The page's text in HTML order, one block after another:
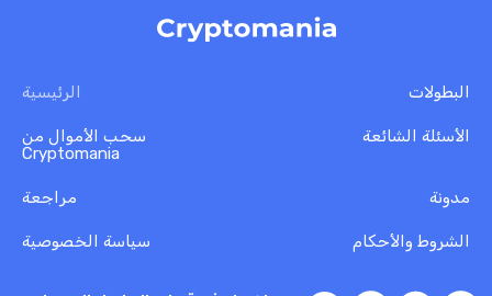
جميع أزواج العملات الرقمية متاحة
زيادة عدد خيارات الرافعة المالية
خيار المراجعة والنسخ لصفقات المتداولين الآخرين
تحويلات رصيد الدورة الأسبوعية إلى رصيدك العام
الرئيسية البطولات
سحب الأموال من
Cryptomania
الأسئلة الشائعة
مراجعة مدونة
سياسة الخصوصية الشروط والأحكام